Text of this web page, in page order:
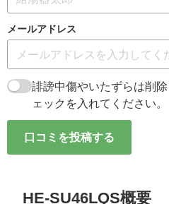
メールアドレス
誹謗中傷やいたずらは削
ェックを入れてください。
口コミを投稿する
HE-SU46LQS概要